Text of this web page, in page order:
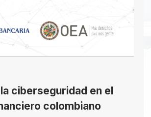
ciberseguridad en el
colombiano